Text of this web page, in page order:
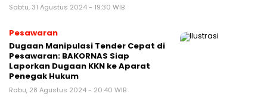
Sabtu, 31 Agustus 2024 - 19:30 WIB
Pesawaran
Dugaan Manipulasi Tender Cepat di
Pesawaran: BAKORNAS Siap
Laporkan Dugaan KKN ke Aparat
Penegak Hukum
Rabu, 28 Agustus 2024 - 20:40 WIB